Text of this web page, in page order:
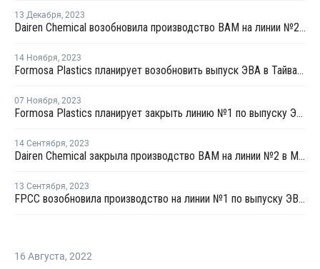
13 Декабря, 2023
Dairen Chemical возобновила производство ВАМ на линии №2 в Майлиао
14 Ноября, 2023
Formosa Plastics планирует возобновить выпуск ЭВА в Тайване после ремонта
07 Ноября, 2023
Formosa Plastics планирует закрыть линию №1 по выпуску ЭВА в Тайване на ремонт
14 Сентября, 2023
Dairen Chemical закрыла производство ВАМ на линии №2 в Майлиао
13 Сентября, 2023
FPCC возобновила производство на линии №1 по выпуску ЭВА в Майлиао
16 Августа, 2022